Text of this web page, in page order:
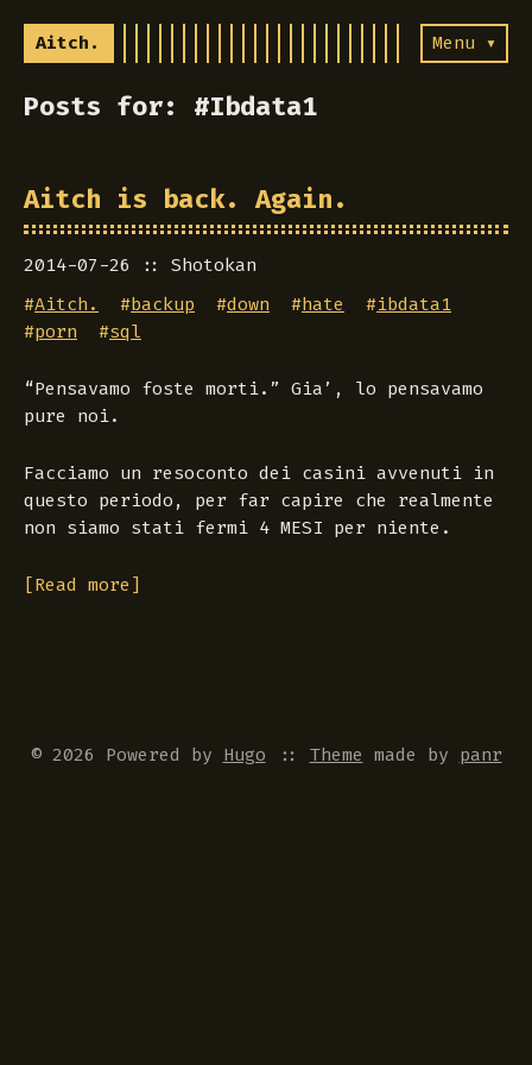
Aitch. Menu ▾
Posts for: #Ibdata1
Aitch is back. Again.
2014-07-26
Shotokan
#Aitch. #backup #down #hate #ibdata1
#porn #sql
“Pensavamo foste morti.” Gia’, lo pensavamo
pure noi.
Facciamo un resoconto dei casini avvenuti in
questo periodo, per far capire che realmente
non siamo stati fermi 4 MESI per niente.
[Read more]
© 2026 Powered by Hugo :: Theme made by panr